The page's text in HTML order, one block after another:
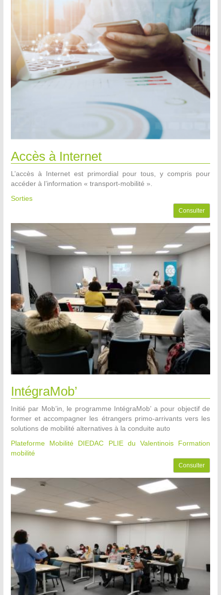
Accès à Internet
L’accès à Internet est primordial pour tous, y compris pour
accéder à l’information « transport-mobilité ».
Sorties
Consulter
IntégraMob’
Initié par Mob’in, le programme IntégraMob’ a pour objectif de
former et accompagner les étrangers primo-arrivants vers les
solutions de mobilité alternatives à la conduite auto
Plateforme Mobilité DIEDAC PLIE du Valentinois
Formation
mobilité
Consulter